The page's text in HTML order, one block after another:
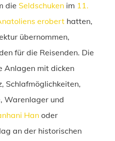
die Seldschukenim 11.
erobert hatten,
übernommen,
für die Reisenden. Die
Anlagen mit dicken
Schlafmöglichkeiten,
Warenlager und
Hanoder
an der historischen